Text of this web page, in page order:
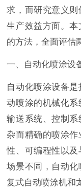
求，而研究意义
生产效益方面。
的方法，全面评估
一、自动化喷涂设
自动化喷涂设备
动喷涂的机械化系
输送系统、控制
杂而精确的喷涂
性、可编程性以
场景不同，自动
复式自动喷涂机和